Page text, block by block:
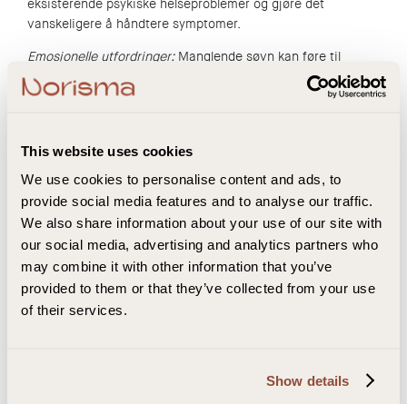
This website uses cookies
We use cookies to personalise content and ads, to
provide social media features and to analyse our traffic.
We also share information about your use of our site with
our social media, advertising and analytics partners who
may combine it with other information that you’ve
provided to them or that they’ve collected from your use
of their services.
Show details
eksisterende psykiske helseproblemer og gjøre det
vanskeligere å håndtere symptomer.
Emosjonelle utfordringer:Manglende søvn kan føre til
irritabilitet, humørsvingninger, og økt følelsesmessig
reaktivitet. Dette kan påvirke mellommenneskelige
Sosiale og yrkesmessige
konsekvenser av søvnmangel
Redusert produktivitet:Søvnunderskudd kan føre til
redusert produktivitet på jobb eller skole på grunn av
nedsatt konsentrasjon og fokus.
Økt risiko for ulykker: